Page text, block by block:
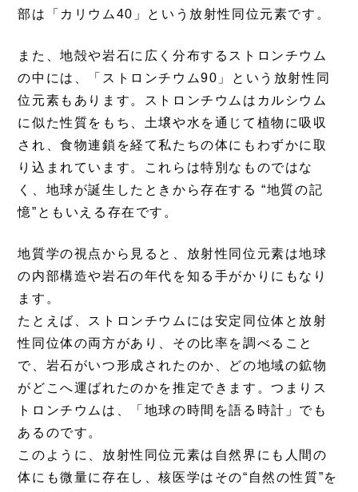
部は「カリウム40」という放射性同位元素です。
また、地殻や岩石に広く分布するストロンチウム
の中には、「ストロンチウム90」という放射性同
位元素もあります。ストロンチウムはカルシウム
に似た性質をもち、土壌や水を通じて植物に吸収
され、食物連鎖を経て私たちの体にもわずかに取
り込まれています。これらは特別なものではな
く、地球が誕生したときから存在する “地質の記
憶”ともいえる存在です。
地質学の視点から見ると、放射性同位元素は地球
の内部構造や岩石の年代を知る手がかりにもなり
ます。
たとえば、ストロンチウムには安定同位体と放射
性同位体の両方があり、その比率を調べること
で、岩石がいつ形成されたのか、どの地域の鉱物
がどこへ運ばれたのかを推定できます。つまりス
トロンチウムは、「地球の時間を語る時計」でも
あるのです。
このように、放射性同位元素は自然界にも人間の
体にも微量に存在し、核医学はその“自然の性質”を